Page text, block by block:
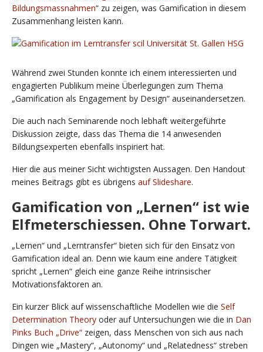
Bildungsmassnahmen“ zu zeigen, was Gamification in diesem
Zusammenhang leisten kann.
Während zwei Stunden konnte ich einem interessierten und
engagierten Publikum meine Überlegungen zum Thema
„Gamification als Engagement by Design“ auseinandersetzen.
Die auch nach Seminarende noch lebhaft weitergeführte
Diskussion zeigte, dass das Thema die 14 anwesenden
Bildungsexperten ebenfalls inspiriert hat.
Hier die aus meiner Sicht wichtigsten Aussagen. Den Handout
meines Beitrags gibt es übrigens auf Slideshare.
Gamification von „Lernen“ ist wie
Elfmeterschiessen. Ohne Torwart.
„Lernen“ und „Lerntransfer“ bieten sich für den Einsatz von
Gamification ideal an. Denn wie kaum eine andere Tätigkeit
spricht „Lernen“ gleich eine ganze Reihe intrinsischer
Motivationsfaktoren an.
Ein kurzer Blick auf wissenschaftliche Modellen wie die Self
Determination Theory oder auf Untersuchungen wie die in Dan
Pinks Buch „Drive“ zeigen, dass Menschen von sich aus nach
Dingen wie „Mastery“, „Autonomy“ und „Relatedness“ streben